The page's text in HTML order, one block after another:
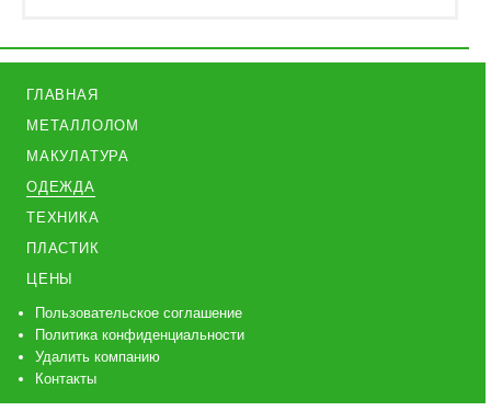
ГЛАВНАЯ
МЕТАЛЛОЛОМ
МАКУЛАТУРА
ОДЕЖДА
ТЕХНИКА
ПЛАСТИК
ЦЕНЫ
Пользовательское соглашение
Политика конфиденциальности
Удалить компанию
Контакты